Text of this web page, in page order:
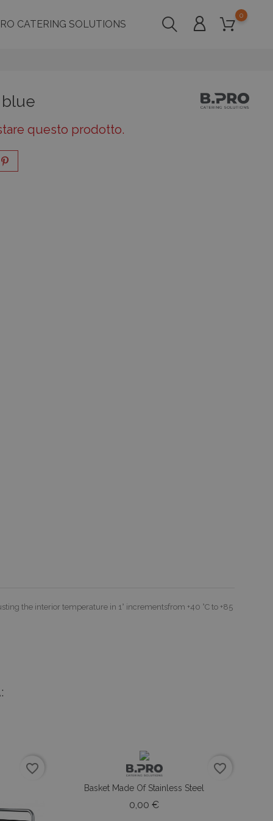
CATERING SOLUTIONS
0
blue
questo prodotto.
the interior temperature in 1° incrementsfrom +40 °C to +85
favorite_border
Basket Made Of Stainless Steel
0,00 €Prezzo
favorite_border